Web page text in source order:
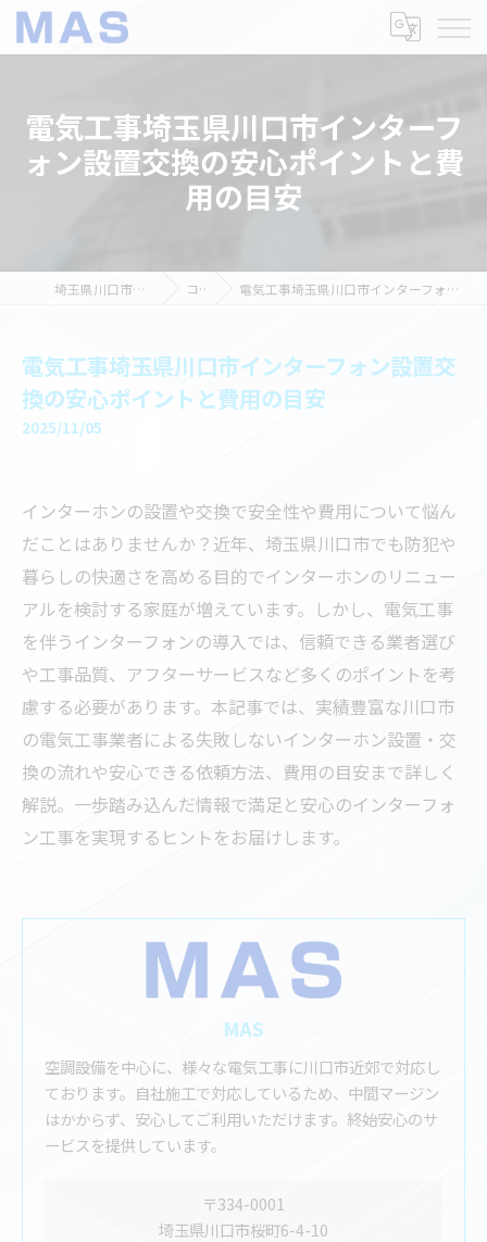
電気工事埼玉県川口市インターフ
ォン設置交換の安心ポイントと費
用の目安
埼玉県川口市の電気工事ならMAS コラム 電気工事埼玉県川口市インターフォン設置交換の安心ポイントと費用の目安
電気工事埼玉県川口市インターフォン設置交
換の安心ポイントと費用の目安
2025/11/05
インターホンの設置や交換で安全性や費用について悩ん
だことはありませんか？近年、埼玉県川口市でも防犯や
暮らしの快適さを高める目的でインターホンのリニュー
アルを検討する家庭が増えています。しかし、電気工事
を伴うインターフォンの導入では、信頼できる業者選び
や工事品質、アフターサービスなど多くのポイントを考
慮する必要があります。本記事では、実績豊富な川口市
の電気工事業者による失敗しないインターホン設置・交
換の流れや安心できる依頼方法、費用の目安まで詳しく
解説。一歩踏み込んだ情報で満足と安心のインターフォ
ン工事を実現するヒントをお届けします。
MAS
空調設備を中心に、様々な電気工事に川口市近郊で対応し
ております。自社施工で対応しているため、中間マージン
はかからず、安心してご利用いただけます。終始安心のサ
ービスを提供しています。
〒334-0001
埼玉県川口市桜町6-4-10